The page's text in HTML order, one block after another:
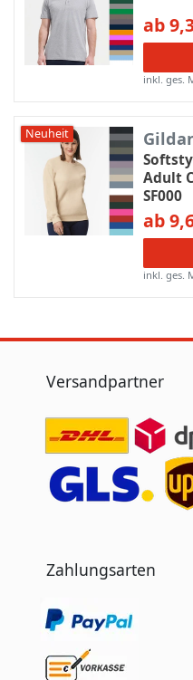
ab
inkl. ges.
Neuheit
Adult
SF000
ab
inkl. ges.
Versandpartner
Zahlungsarten